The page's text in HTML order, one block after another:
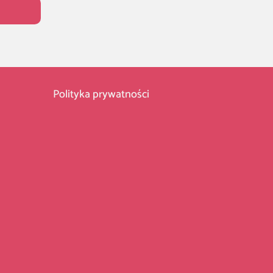
Polityka prywatności